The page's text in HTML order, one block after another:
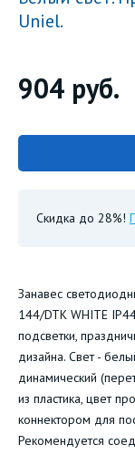
Uniel.
904 руб.
Скидка до 28%!
Занавес
144/DTK WHITE
подсветки,
дизайна. Свет -
динамический
из пластика, цвет
коннектором для
Рекомендуется